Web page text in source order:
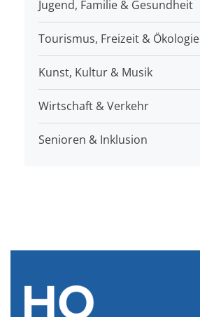
Jugend, Familie & Gesundheit
Tourismus, Freizeit & Ökologie
Kunst, Kultur & Musik
Wirtschaft & Verkehr
Senioren & Inklusion